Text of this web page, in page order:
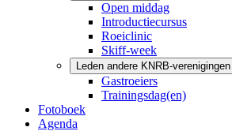
Open middag
Introductiecursus
Roeiclinic
Skiff-week
Leden andere KNRB-verenigingen
Gastroeiers
Trainingsdag(en)
Fotoboek
Agenda